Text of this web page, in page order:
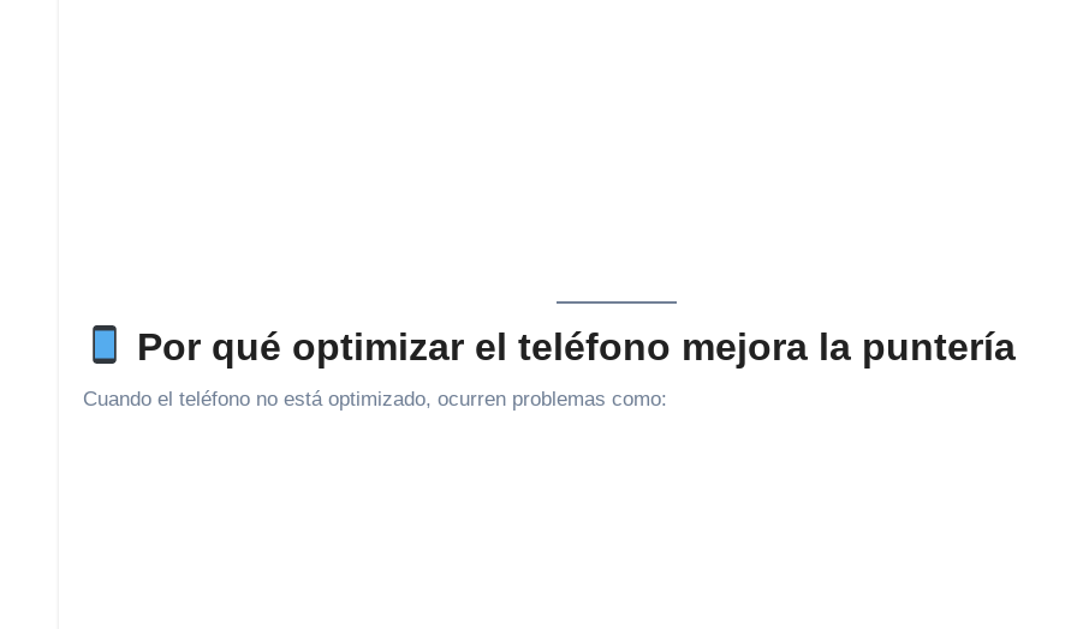
Por qué optimizar el teléfono mejora la puntería
Cuando el teléfono no está optimizado, ocurren problemas como: